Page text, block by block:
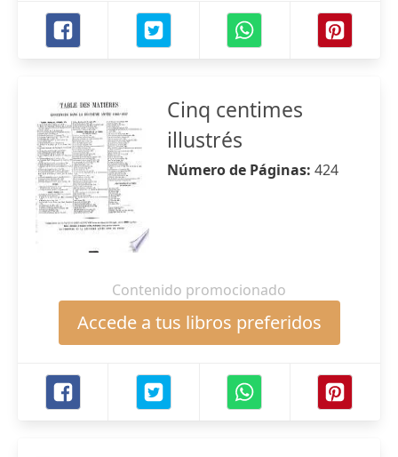
Cinq centimes
illustrés
Número de Páginas: 424
Contenido promocionado
Accede a tus libros preferidos